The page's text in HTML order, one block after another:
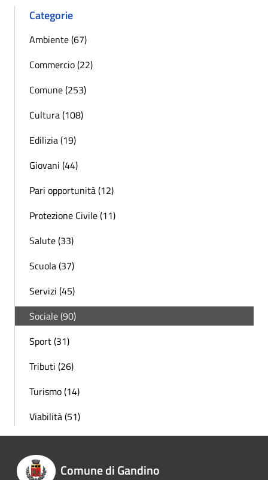
Categorie
Ambiente (67)
Commercio (22)
Comune (253)
Cultura (108)
Edilizia (19)
Giovani (44)
Pari opportunità (12)
Protezione Civile (11)
Salute (33)
Scuola (37)
Servizi (45)
Sociale (90)
Sport (31)
Tributi (26)
Turismo (14)
Viabilità (51)
Comune di Gandino